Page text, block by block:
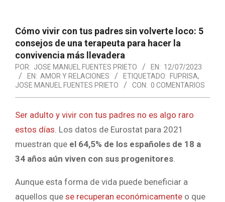
Cómo vivir con tus padres sin volverte loco: 5
consejos de una terapeuta para hacer la
convivencia más llevadera
POR: JOSE MANUEL FUENTES PRIETO EN: 12/07/2023
EN: AMOR Y RELACIONES ETIQUETADO: FUPRISA,
JOSE MANUEL FUENTES PRIETO
CON: 0 COMENTARIOS
Ser adulto y vivir con tus padres no es algo raro
estos días. Los datos de Eurostat para 2021
muestran que el 64,5% de los españoles de 18 a
34 años aún viven con sus progenitores.
Aunque esta forma de vida puede beneficiar a
aquellos que se recuperan económicamente o que